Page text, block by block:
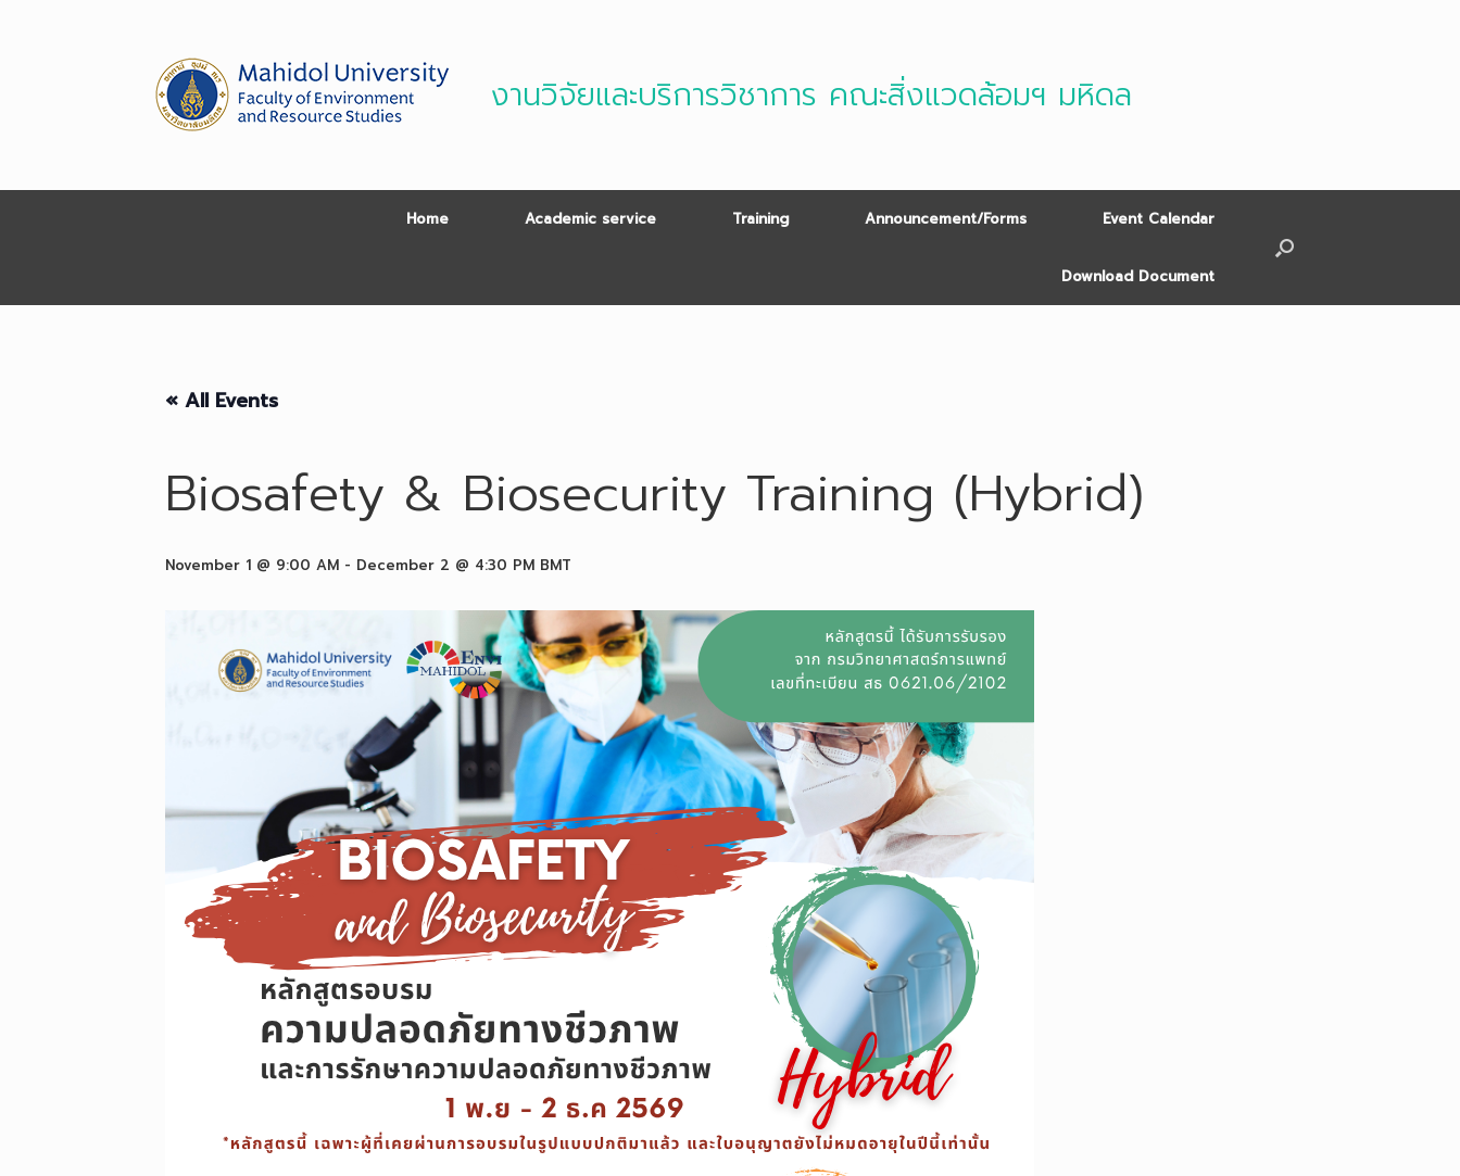
งานวิจัยและบริการวิชาการ คณะสิ่งแวดล้อมฯ มหิดล
Home Academic service Training Announcement/Forms Event Calendar
Download Document
« All Events
Biosafety & Biosecurity Training (Hybrid)
November 1 @ 9:00 AM - December 2 @ 4:30 PM BMT